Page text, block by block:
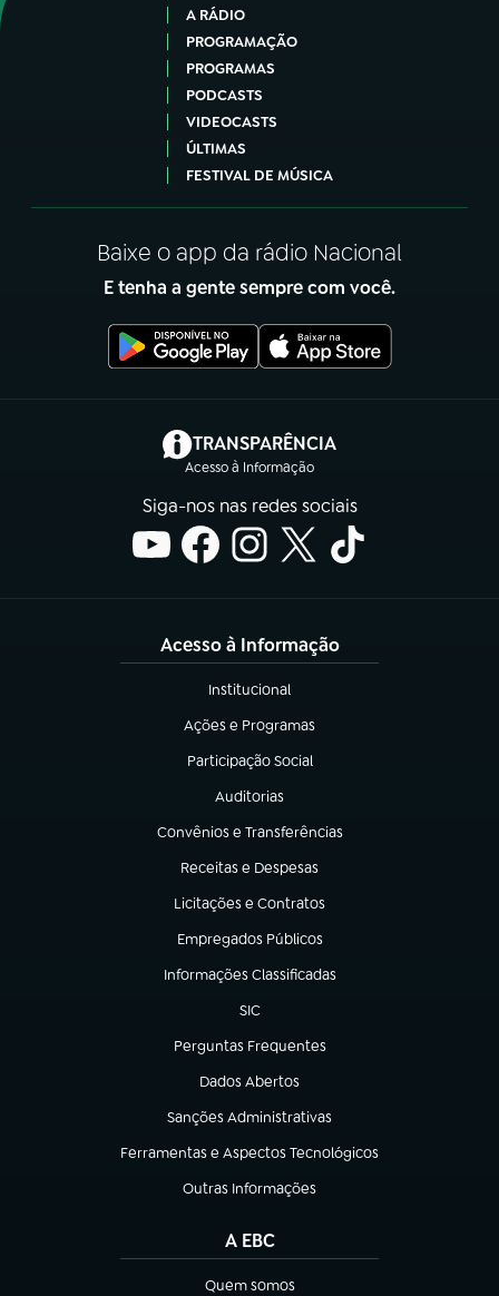
A RÁDIO
PROGRAMAÇÃO
PROGRAMAS
PODCASTS
VIDEOCASTS
ÚLTIMAS
FESTIVAL DE MÚSICA
Baixe o app da rádio Nacional
E tenha a gente sempre com você.
TRANSPARÊNCIA
Acesso à Informação
(abre em nova aba)
Siga-nos nas redes sociais
Acesso à Informação
Institucional
(abre em nova aba)
Ações e Programas
(abre em nova aba)
Participação Social
(abre em nova aba)
Auditorias
(abre em nova aba)
Convênios e Transferências
(abre em nova aba)
Receitas e Despesas
(abre em nova aba)
Licitações e Contratos
(abre em nova aba)
Empregados Públicos
(abre em nova aba)
Informações Classificadas
(abre em nova aba)
SIC
(abre em nova aba)
Perguntas Frequentes
(abre em nova aba)
Dados Abertos
(abre em nova aba)
Sanções Administrativas
(abre em nova aba)
Ferramentas e Aspectos Tecnológicos
(abre em nova aba)
Outras Informações
(abre em nova aba)
A EBC
Quem somos